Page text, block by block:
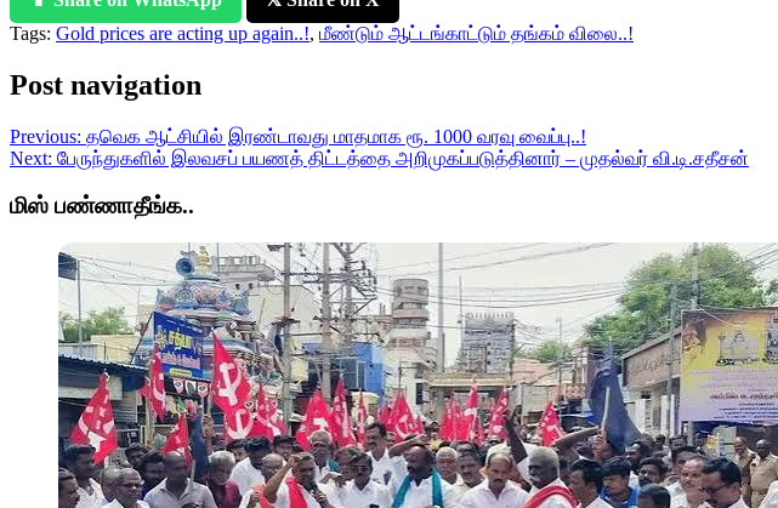
Tags: Gold prices are acting up again..!, மீண்டும் ஆட்டங்காட்டும் தங்கம் விலை..!
Post navigation
Previous: தவெக ஆட்சியில் இரண்டாவது மாதமாக ரூ. 1000 வரவு வைப்பு..!
Next: பேருந்துகளில் இலவசப் பயணத் திட்டத்தை அறிமுகப்படுத்தினார் – முதல்வர் வி.டி.சதீசன்
மிஸ் பண்ணாதீங்க..